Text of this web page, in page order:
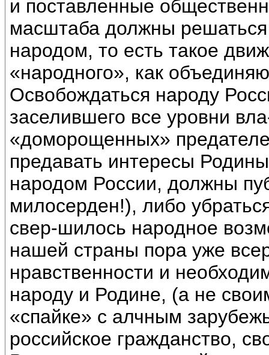
и поставленные
масштаба должны
народом, то есть такое
«народного», как
Освобождаться народу
заселившего все уровни
«доморощенных»
предавать интересы
народом России, должны
милосерден!), либо
свер-шилось народное
нашей страны пора уже
нравственности и
народу и Родине, (а не
«спайке» с алчным
российское гражданство,